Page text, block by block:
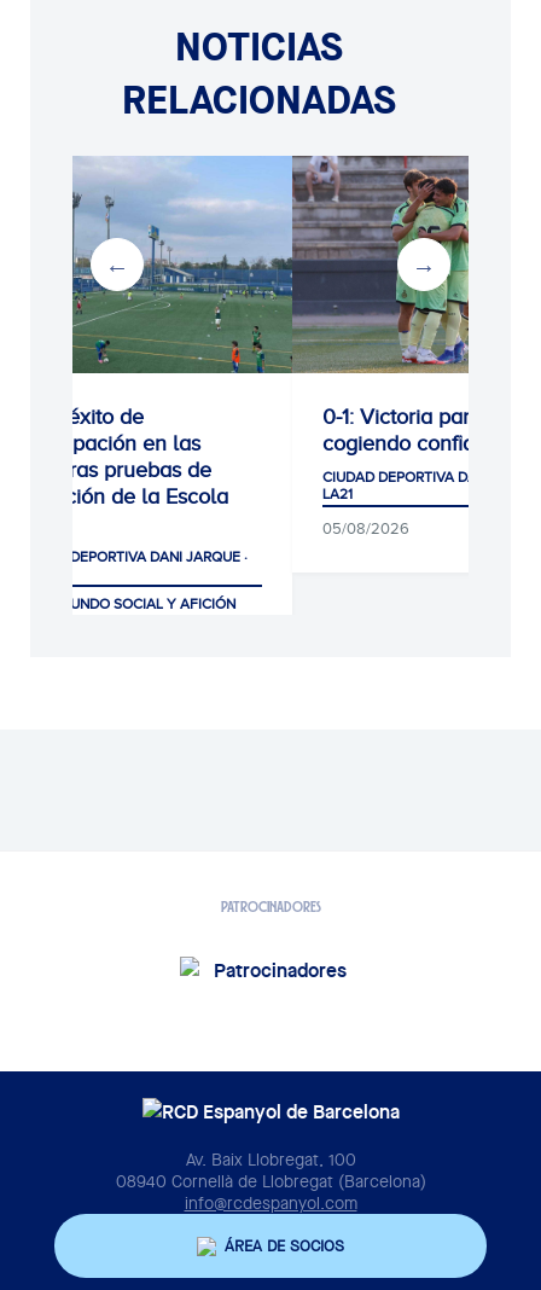
NOTICIAS
RELACIONADAS
Gran éxito de
participación en las
primeras pruebas de
selección de la Escola
CIUDAD DEPORTIVA DANI JARQUE ·
CLUB, MUNDO SOCIAL Y AFICIÓN
0-1: Victoria para
cogiendo confianza
CIUDAD DEPORTIVA DANI
LA21
05/08/2026
PATROCINADORES
Av. Baix Llobregat, 100
08940 Cornellà de Llobregat (Barcelona)
info@rcdespanyol.com
ÁREA DE SOCIOS